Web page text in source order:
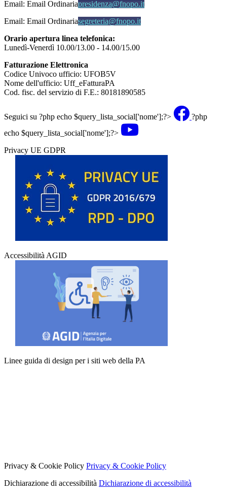
Email: Email Ordinariapresidenza@fnopo.it
Email: Email Ordinariasegreteria@fnopo.it
Orario apertura linea telefonica:
Lunedì-Venerdì 10.00/13.00 - 14.00/15.00
Fatturazione Elettronica
Codice Univoco ufficio: UFOB5V
Nome dell'ufficio: Uff_eFatturaPA
Cod. fisc. del servizio di F.E.: 80181890585
Seguici su ?php echo $query_lista_social['nome'];?>
?php
echo $query_lista_social['nome'];?>
Privacy UE GDPR
Accessibilità AGID
Linee guida di design per i siti web della PA
Privacy & Cookie Policy Privacy & Cookie Policy
Dichiarazione di accessibilità Dichiarazione di accessibilità